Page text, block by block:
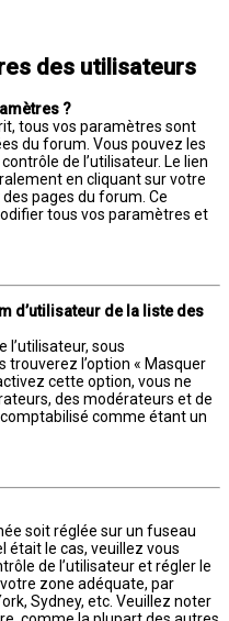
des utilisateurs
?
tous vos paramètres sont
du forum. Vous pouvez les
de l’utilisateur. Le lien
en cliquant sur votre
pages du forum. Ce
tous vos paramètres et
d’utilisateur de la liste des
l’utilisateur, sous
trouverez l’option « Masquer
cette option, vous ne
des modérateurs et de
comme étant un
soit réglée sur un fuseau
était le cas, veuillez vous
de l’utilisateur et régler le
zone adéquate, par
Sydney, etc. Veuillez noter